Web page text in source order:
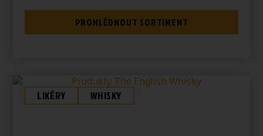
PROHLÉDNOUT SORTIMENT
LIKÉRY WHISKY